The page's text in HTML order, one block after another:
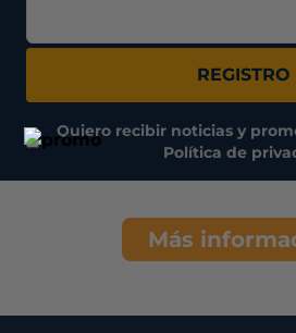
REGISTRO
Quiero recibir noticias y
Política de
Más